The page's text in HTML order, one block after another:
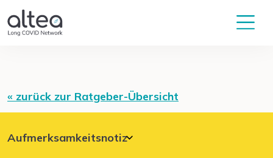
« zurück zur Ratgeber-Übersicht
Aufmerksamkeitsnotiz